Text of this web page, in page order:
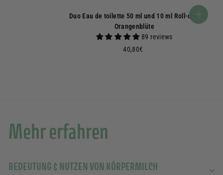
In den
Duo Eau de toilette 50 ml und 10 ml Roll-on -
Orangenblüte
89 reviews
40,80€
Mehr erfahren
BEDEUTUNG & NUTZEN VON KÖRPERMILCH